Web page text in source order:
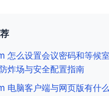
怎么设置会议密码和等候
炸场与安全配置指南
电脑客户端与网页版有什